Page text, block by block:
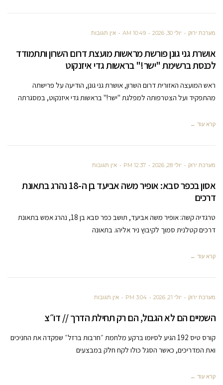
מערכת ירוק יולי 30, 2026 10:49 AM אין תגובות
אושרת גני גונן פורשת מראשות מועצת דרום השרון ותתמודד
לכנסת ברשימת "ישר!" בראשות גדי איזנקוט
ראש המועצה האזורית דרום השרון, אושרת גני גונן, הודיעה על פרישתה
מהתפקיד ועל הצטרפותה למפלגת "ישר!" בראשות גדי איזנקוט, במסגרתה
קרא עוד ←
מערכת ירוק יולי 28, 2026 12:37 PM אין תגובות
אסון בכפר סבא: אופיר משה אביעד בן ה-18 נהרג בתאונת
דרכים
טרגדיה קשה: אופיר משה אביעד, תושב כפר סבא בן 18, נהרג אמש בתאונת
דרכים קטלנית סמוך לקיבוץ ניר אליהו. בתאונה
קרא עוד ←
מערכת ירוק יולי 21, 2026 3:04 PM אין תגובות
השמיים הם לא הגבול, הם רק תחילת הדרך // דו״צ
קורס טיס 192 הגיע לסיומו ברקע מלחמת ״חרבות ברזל״ שפקדה את החניכים
ואת המדריכים, כאשר הסגל כולו לקח חלק במבצעים
קרא עוד ←